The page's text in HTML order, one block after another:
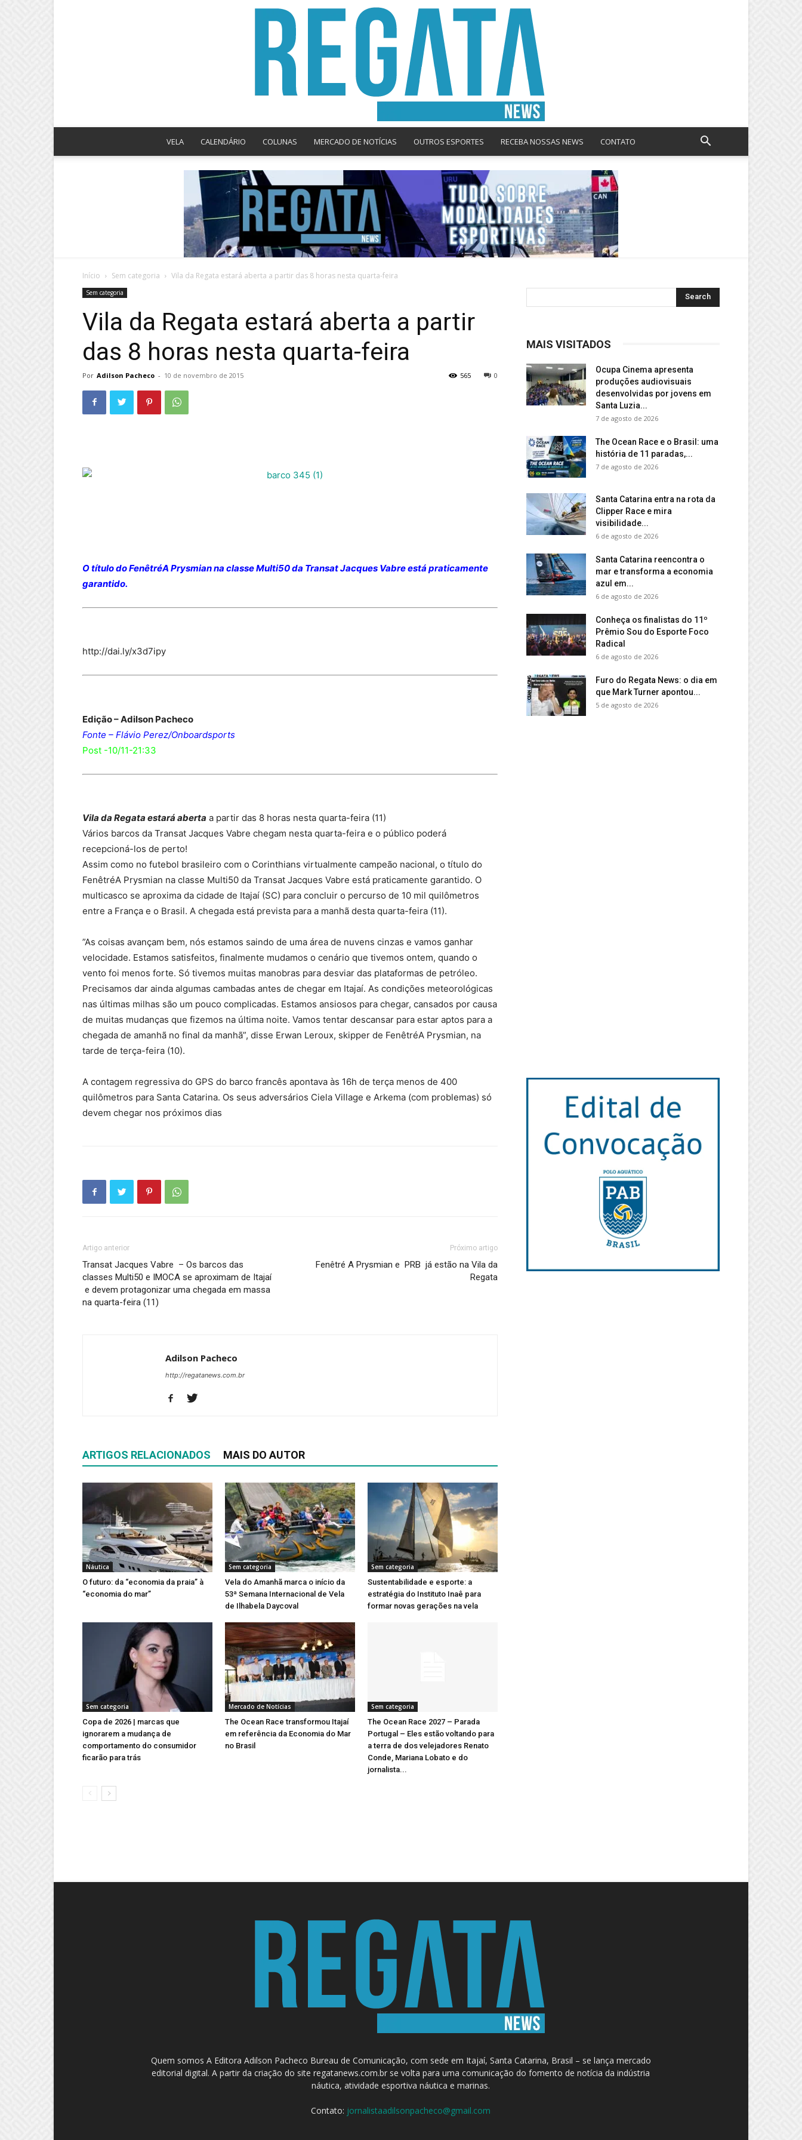
News
VELA CALENDÁRIO COLUNAS MERCADO DE NOTÍCIAS OUTROS ESPORTES RECEBA NOSSAS NEWS CONTATO
Início Sem categoria Vila da Regata estará aberta a partir das 8 horas nesta quarta-feira
Sem categoria
Vila da Regata estará aberta a partir
das 8 horas nesta quarta-feira
Por Adilson Pacheco - 10 de novembro de 2015 0
565
O título do FenêtréA Prysmian na classe Multi50 da Transat Jacques Vabre está praticamente
garantido.
http://dai.ly/x3d7ipy
Edição – Adilson Pacheco
Fonte – Flávio Perez/Onboardsports
Post -10/11-21:33
Vila da Regata estará aberta a partir das 8 horas nesta quarta-feira (11)
Vários barcos da Transat Jacques Vabre chegam nesta quarta-feira e o público poderá
recepcioná-los de perto!
Assim como no futebol brasileiro com o Corinthians virtualmente campeão nacional, o título do
FenêtréA Prysmian na classe Multi50 da Transat Jacques Vabre está praticamente garantido. O
multicasco se aproxima da cidade de Itajaí (SC) para concluir o percurso de 10 mil quilômetros
entre a França e o Brasil. A chegada está prevista para a manhã desta quarta-feira (11).
”As coisas avançam bem, nós estamos saindo de uma área de nuvens cinzas e vamos ganhar
velocidade. Estamos satisfeitos, finalmente mudamos o cenário que tivemos ontem, quando o
vento foi menos forte. Só tivemos muitas manobras para desviar das plataformas de petróleo.
Precisamos dar ainda algumas cambadas antes de chegar em Itajaí. As condições meteorológicas
nas últimas milhas são um pouco complicadas. Estamos ansiosos para chegar, cansados por causa
de muitas mudanças que fizemos na última noite. Vamos tentar descansar para estar aptos para a
chegada de amanhã no final da manhã”, disse Erwan Leroux, skipper de FenêtréA Prysmian, na
tarde de terça-feira (10).
A contagem regressiva do GPS do barco francês apontava às 16h de terça menos de 400
quilômetros para Santa Catarina. Os seus adversários Ciela Village e Arkema (com problemas) só
devem chegar nos próximos dias
Artigo anterior
Transat Jacques Vabre – Os barcos das
classes Multi50 e IMOCA se aproximam de Itajaí
e devem protagonizar uma chegada em massa
na quarta-feira (11)
Próximo artigo
Fenêtré A Prysmian e PRB já estão na Vila da
Regata
Adilson Pacheco
http://regatanews.com.br
ARTIGOS RELACIONADOS MAIS DO AUTOR
Náutica
O futuro: da “economia da praia” à
“economia do mar”
Sem categoria
Vela do Amanhã marca o início da
53ª Semana Internacional de Vela
de Ilhabela Daycoval
Sem categoria
Sustentabilidade e esporte: a
estratégia do Instituto Inaê para
formar novas gerações na vela
Sem categoria
Copa de 2026 | marcas que
ignorarem a mudança de
comportamento do consumidor
ficarão para trás
Mercado de Notícias
The Ocean Race transformou Itajaí
em referência da Economia do Mar
no Brasil
Sem categoria
The Ocean Race 2027 – Parada
Portugal – Eles estão voltando para
a terra de dos velejadores Renato
Conde, Mariana Lobato e do
jornalista...
MAIS VISITADOS
Ocupa Cinema apresenta
produções audiovisuais
desenvolvidas por jovens em
Santa Luzia...
7 de agosto de 2026
The Ocean Race e o Brasil: uma
história de 11 paradas,...
7 de agosto de 2026
Santa Catarina entra na rota da
Clipper Race e mira
visibilidade...
6 de agosto de 2026
Santa Catarina reencontra o
mar e transforma a economia
azul em...
6 de agosto de 2026
Conheça os finalistas do 11º
Prêmio Sou do Esporte Foco
Radical
6 de agosto de 2026
Furo do Regata News: o dia em
que Mark Turner apontou...
5 de agosto de 2026
Quem somos A Editora Adilson Pacheco Bureau de Comunicação, com sede em Itajaí, Santa Catarina, Brasil – se lança mercado
editorial digital. A partir da criação do site regatanews.com.br se volta para uma comunicação do fomento de notícia da indústria
náutica, atividade esportiva náutica e marinas.
Contato: jornalistaadilsonpacheco@gmail.com